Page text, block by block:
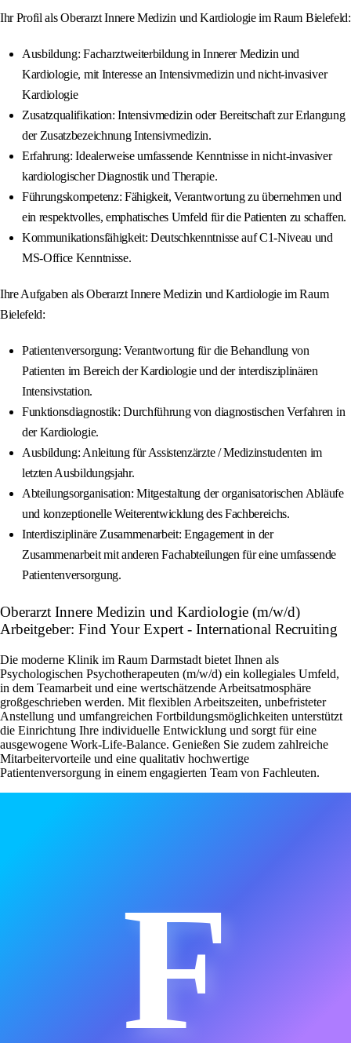
Ihr Profil als Oberarzt Innere Medizin und Kardiologie im Raum Bielefeld:
Ausbildung: Facharztweiterbildung in Innerer Medizin und
Kardiologie, mit Interesse an Intensivmedizin und nicht-invasiver
Kardiologie
Zusatzqualifikation: Intensivmedizin oder Bereitschaft zur Erlangung
der Zusatzbezeichnung Intensivmedizin.
Erfahrung: Idealerweise umfassende Kenntnisse in nicht-invasiver
kardiologischer Diagnostik und Therapie.
Führungskompetenz: Fähigkeit, Verantwortung zu übernehmen und
ein respektvolles, emphatisches Umfeld für die Patienten zu schaffen.
Kommunikationsfähigkeit: Deutschkenntnisse auf C1-Niveau und
MS-Office Kenntnisse.
Ihre Aufgaben als Oberarzt Innere Medizin und Kardiologie im Raum
Bielefeld:
Patientenversorgung: Verantwortung für die Behandlung von
Patienten im Bereich der Kardiologie und der interdisziplinären
Intensivstation.
Funktionsdiagnostik: Durchführung von diagnostischen Verfahren in
der Kardiologie.
Ausbildung: Anleitung für Assistenzärzte / Medizinstudenten im
letzten Ausbildungsjahr.
Abteilungsorganisation: Mitgestaltung der organisatorischen Abläufe
und konzeptionelle Weiterentwicklung des Fachbereichs.
Interdisziplinäre Zusammenarbeit: Engagement in der
Zusammenarbeit mit anderen Fachabteilungen für eine umfassende
Patientenversorgung.
Oberarzt Innere Medizin und Kardiologie (m/w/d)
Arbeitgeber: Find Your Expert - International Recruiting
Die moderne Klinik im Raum Darmstadt bietet Ihnen als
Psychologischen Psychotherapeuten (m/w/d) ein kollegiales Umfeld,
in dem Teamarbeit und eine wertschätzende Arbeitsatmosphäre
großgeschrieben werden. Mit flexiblen Arbeitszeiten, unbefristeter
Anstellung und umfangreichen Fortbildungsmöglichkeiten unterstützt
die Einrichtung Ihre individuelle Entwicklung und sorgt für eine
ausgewogene Work-Life-Balance. Genießen Sie zudem zahlreiche
Mitarbeitervorteile und eine qualitativ hochwertige
Patientenversorgung in einem engagierten Team von Fachleuten.
F